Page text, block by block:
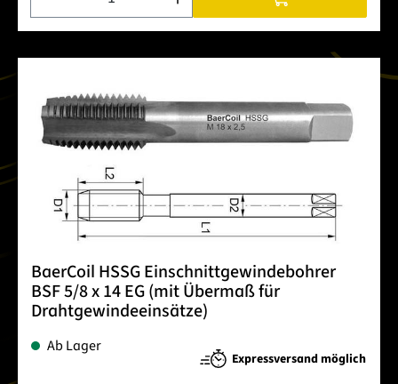
BaerCoil HSSG Einschnittgewindebohrer
BSF 5/8 x 14 EG (mit Übermaß für
Drahtgewindeeinsätze)
Ab Lager
Expressversand möglich